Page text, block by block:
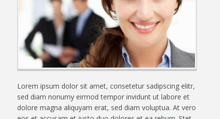
Lorem ipsum dolor sit amet, consetetur sadipscing elitr,
sed diam nonumy eirmod tempor invidunt ut labore et
dolore magna aliquyam erat, sed diam voluptua. At vero